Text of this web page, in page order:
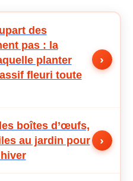
des
pas : la
planter
fleuri toute
›
boîtes d’œufs,
au jardin pour
›